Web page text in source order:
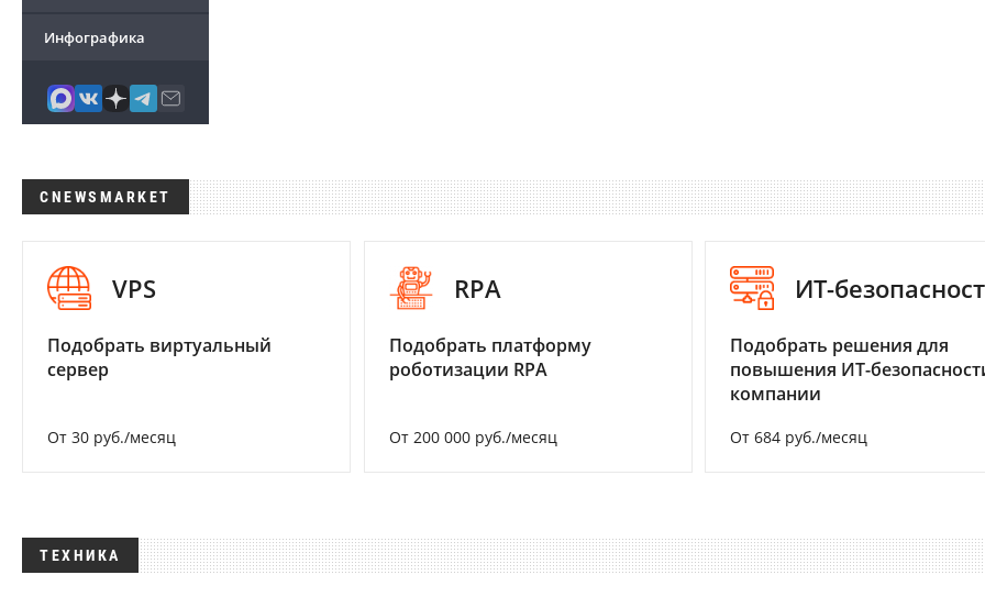
Инфографика
CNEWSMARKET
VPS
Подобрать виртуальный
сервер
От 30 руб./месяц
RPA
Подобрать платформу
роботизации RPA
От 200 000 руб./месяц
ИТ-
Подобрать решения для
повышения ИТ-
компании
От 684 руб./месяц
ТЕХНИКА